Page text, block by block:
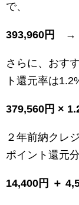
で、
393,960円
さらに、おす
ト還元率は
379,560円 ×
２年前納クレ
ポイント還元
14,400円 ＋